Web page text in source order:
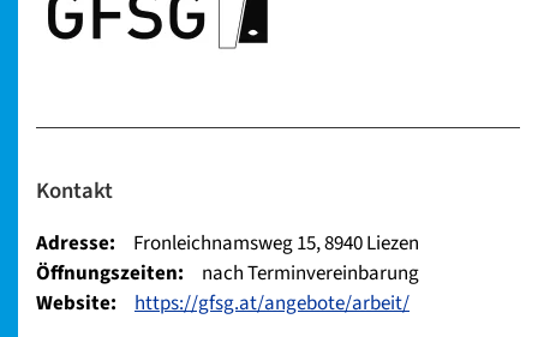
Kontakt
Adresse:
Fronleichnamsweg 15, 8940 Liezen
Öffnungszeiten:
nach Terminvereinbarung
Website:
https://gfsg.at/angebote/arbeit/